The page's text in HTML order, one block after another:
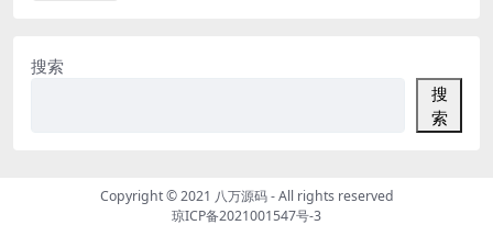
搜索
搜
索
Copyright © 2021 八万源码- All rights reserved
琼ICP备2021001547号-3